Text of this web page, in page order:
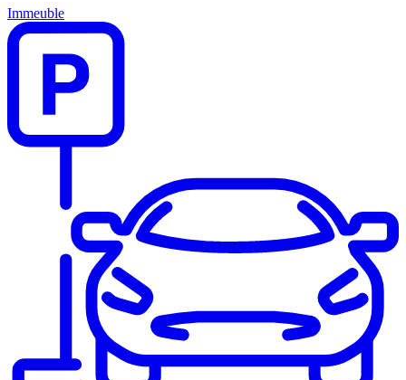
Immeuble